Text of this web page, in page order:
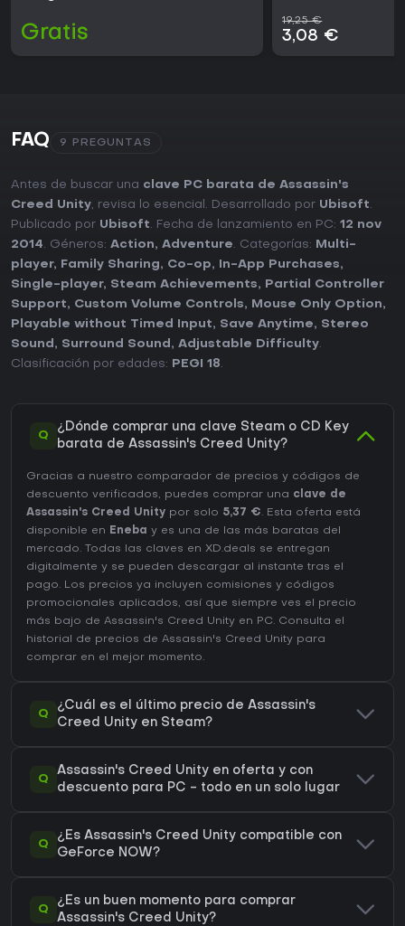
Gratis
19,25 €
3,08 €
FAQ 9 PREGUNTAS
Antes de buscar una clave PC barata de Assassin's
Creed Unity, revisa lo esencial. Desarrollado por Ubisoft.
Publicado por Ubisoft. Fecha de lanzamiento en PC: 12 nov
2014. Géneros: Action, Adventure. Categorías:
Multi-
player, Family Sharing, Co-op, In-App Purchases,
Single-player, Steam Achievements,
Partial Controller
Support, Custom Volume Controls, Mouse Only Option,
Playable without Timed Input, Save Anytime, Stereo
Sound , Surround Sound , Adjustable Difficulty.
Clasificación por edades:
PEGI 18.
Q
¿Dónde comprar una clave Steam o CD Key
barata de Assassin's Creed Unity?
Gracias a nuestro comparador de precios y códigos de
descuento verificados, puedes comprar una clave de
Assassin's Creed Unity por solo 5,37 €. Esta oferta está
disponible en Eneba y es una de las más baratas del
mercado. Todas las claves en XD.deals se entregan
digitalmente y se pueden descargar al instante tras el
pago. Los precios ya incluyen comisiones y códigos
promocionales aplicados, así que siempre ves el precio
más bajo de Assassin's Creed Unity en PC. Consulta el
historial de precios de Assassin's Creed Unity para
comprar en el mejor momento.
Q
¿Cuál es el último precio de Assassin's
Creed Unity en Steam?
Q
Assassin's Creed Unity en oferta y con
descuento para PC - todo en un solo lugar
Q
¿Es Assassin's Creed Unity compatible con
GeForce NOW?
Q
¿Es un buen momento para comprar
Assassin's Creed Unity?